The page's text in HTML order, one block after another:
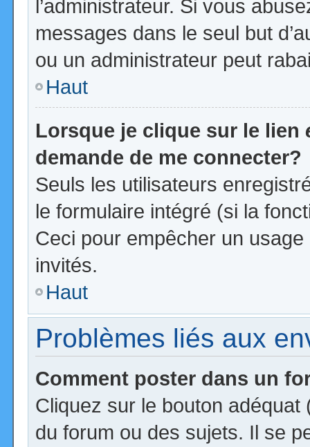
l’administrateur. Si vous
messages dans le seul but
ou un administrateur peut
Haut
Lorsque je clique sur le lien
demande de me connecter?
Seuls les utilisateurs
le formulaire intégré (si la
Ceci pour empêcher un
invités.
Haut
Problèmes liés aux
Comment poster dans un
Cliquez sur le bouton
du forum ou des sujets. Il se